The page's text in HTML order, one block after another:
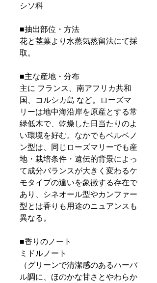
シソ科
■抽出部位・方法
花と茎葉より水蒸気蒸留法にて採
取。
■主な産地・分布
主に フランス、南アフリカ共和
国、コルシカ島 など。ローズマ
リーは地中海沿岸を原産とする常
緑低木で、乾燥した日当たりのよ
い環境を好む。なかでもベルベノ
ン型は、同じローズマリーでも産
地・栽培条件・遺伝的背景によっ
て成分バランスが大きく変わるケ
モタイプの違いを象徴する存在で
あり、シネオール型やカンファー
型とは香りも用途のニュアンスも
異なる。
■香りのノート
ミドルノート
（グリーンで清潔感のあるハーバ
ル調に、ほのかな甘さとやわらか